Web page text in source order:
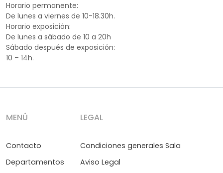
Horario permanente:
De lunes a viernes de 10-18.30h.
Horario exposición:
De lunes a sábado de 10 a 20h
Sábado después de exposición:
10 – 14h.
MENÚ
Contacto
Departamentos
LEGAL
Condiciones generales Sala
Aviso Legal